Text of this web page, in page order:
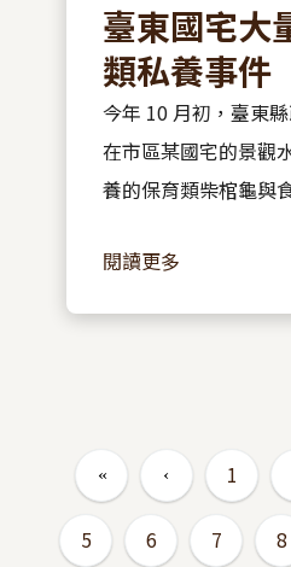
臺東國宅大
類私養事件
今年 10 月初，臺東
在市區某國宅的景觀
養的保育類柴棺龜與
府農業處到場後清點
閱讀更多
1
5 6 7 8